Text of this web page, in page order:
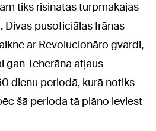
tiks risinātas turpmākajās
Divas pusoficiālas Irānas
ar Revolucionāro gvardi,
gan Teherāna atļaus
dienu periodā, kurā notiks
šā perioda tā plāno ieviest